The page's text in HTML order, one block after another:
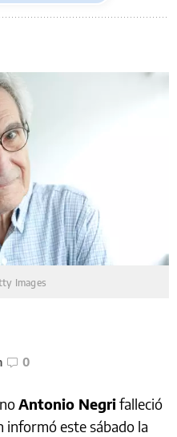
Images
0
Antonio Negrifalleció
informó este sábado la